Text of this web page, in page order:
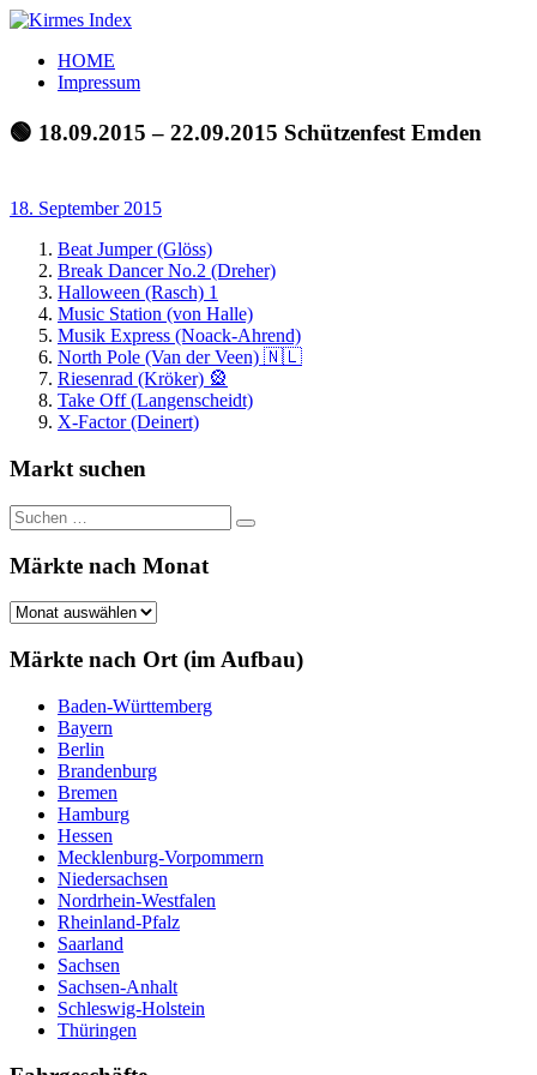
Zum
springen
Kirmes
Index
Tourpläne
der
letzten
HOME
Impressum
🟢 18.09.2015 – 22.09.2015 Schützenfest Emden
18. September 2015
Beat Jumper (Glöss)
Break Dancer No.2 (Dreher)
Halloween (Rasch) 1
Music Station (von Halle)
Musik Express (Noack-Ahrend)
North Pole (Van der Veen) 🇳🇱
Riesenrad (Kröker) 🎡
Take Off (Langenscheidt)
X-Factor (Deinert)
Markt suchen
Suchen
nach:
Suchen
Märkte nach Monat
Märkte
Monat
Märkte nach Ort (im Aufbau)
Baden-Württemberg
Bayern
Berlin
Brandenburg
Bremen
Hamburg
Hessen
Mecklenburg-Vorpommern
Niedersachsen
Nordrhein-Westfalen
Rheinland-Pfalz
Saarland
Sachsen
Sachsen-Anhalt
Schleswig-Holstein
Thüringen